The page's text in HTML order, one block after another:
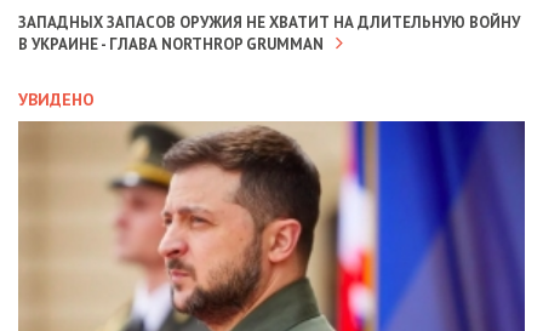
ЗАПАДНЫХ ЗАПАСОВ ОРУЖИЯ НЕ ХВАТИТ НА ДЛИТЕЛЬНУЮ ВОЙНУ
В УКРАИНЕ - ГЛАВА NORTHROP GRUMMAN
УВИДЕНО